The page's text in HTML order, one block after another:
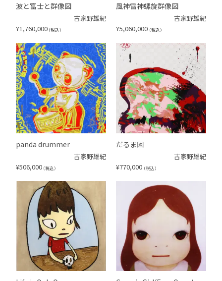
波と富士と群像図
古家野雄紀
¥1,760,000 （税込）
風神雷神螺旋群像図
古家野雄紀
¥5,060,000 （税込）
panda drummer
古家野雄紀
¥506,000 （税込）
だるま図
古家野雄紀
¥770,000 （税込）